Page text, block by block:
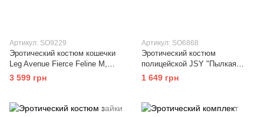
Артикул: SO9229
Эротический костюм кошечки
Leg Avenue Fierce Feline M,
боди, пояс с подвязкой, маска
3 599 грн
Артикул: SO6868
Эротический костюм
полицейской JSY "Пылкая
Эдит" S/M, Black, трусики, топ,
фуражка, аксессуары
1 649 грн